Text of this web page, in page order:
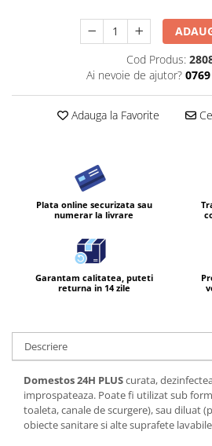
Cod Produs:
Ai nevoie de ajutor?
Adauga la Favorite
Plata online securizata sau
numerar la livrare
Garantam calitatea, puteti
returna in 14 zile
Descriere
Domestos 24H PLUScurata,
improspateaza. Poate fi utilizat sub
toaleta, canale de scurgere), sau diluat
obiecte sanitare si alte suprafete